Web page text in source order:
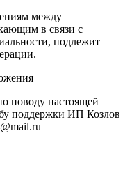
между
в связи с
подлежит
поводу настоящей
поддержки ИП Козлов